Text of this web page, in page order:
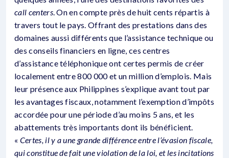
call centers. On en compte près de huit cents répartis à
travers tout le pays. Offrant des prestations dans des
domaines aussi différents que l’assistance technique ou
des conseils financiers en ligne, ces centres
d’assistance téléphonique ont certes permis de créer
localement entre 800 000 et un million d’emplois. Mais
leur présence aux Philippines s’explique avant tout par
les avantages fiscaux, notamment l’exemption d’impôts
accordée pour une période d’au moins 5 ans, et les
abattements très importants dont ils bénéficient.
« Certes, il y a une grande différence entre l’évasion fiscale,
qui constitue de fait une violation de la loi, et les incitations